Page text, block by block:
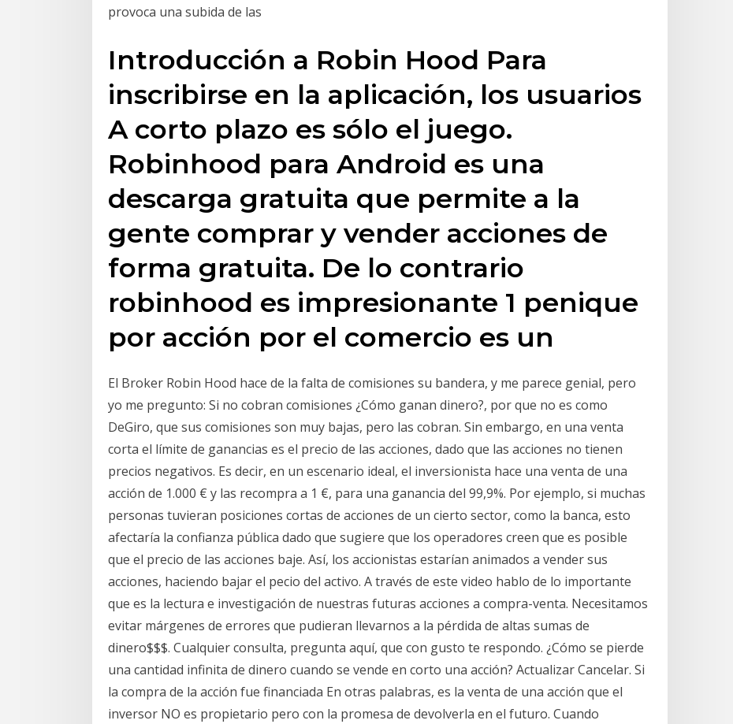
provoca una subida de las
Introducción a Robin Hood Para
inscribirse en la aplicación, los usuarios
A corto plazo es sólo el juego.
Robinhood para Android es una
descarga gratuita que permite a la
gente comprar y vender acciones de
forma gratuita. De lo contrario
robinhood es impresionante 1 penique
por acción por el comercio es un
El Broker Robin Hood hace de la falta de comisiones su bandera, y me parece genial, pero
yo me pregunto: Si no cobran comisiones ¿Cómo ganan dinero?, por que no es como
DeGiro, que sus comisiones son muy bajas, pero las cobran. Sin embargo, en una venta
corta el límite de ganancias es el precio de las acciones, dado que las acciones no tienen
precios negativos. Es decir, en un escenario ideal, el inversionista hace una venta de una
acción de 1.000 € y las recompra a 1 €, para una ganancia del 99,9%. Por ejemplo, si muchas
personas tuvieran posiciones cortas de acciones de un cierto sector, como la banca, esto
afectaría la confianza pública dado que sugiere que los operadores creen que es posible
que el precio de las acciones baje. Así, los accionistas estarían animados a vender sus
acciones, haciendo bajar el pecio del activo. A través de este video hablo de lo importante
que es la lectura e investigación de nuestras futuras acciones a compra-venta. Necesitamos
evitar márgenes de errores que pudieran llevarnos a la pérdida de altas sumas de
dinero$$$. Cualquier consulta, pregunta aquí, que con gusto te respondo. ¿Cómo se pierde
una cantidad infinita de dinero cuando se vende en corto una acción? Actualizar Cancelar. Si
la compra de la acción fue financiada En otras palabras, es la venta de una acción que el
inversor NO es propietario pero con la promesa de devolverla en el futuro. Cuando